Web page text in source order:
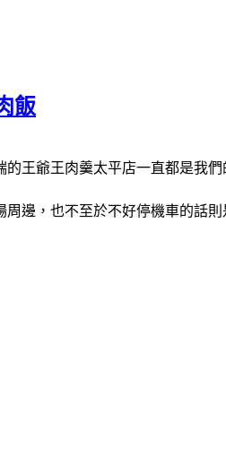
飯
王爺王肉羹太平店一直都是我
邊，也不至於不好停機車的話